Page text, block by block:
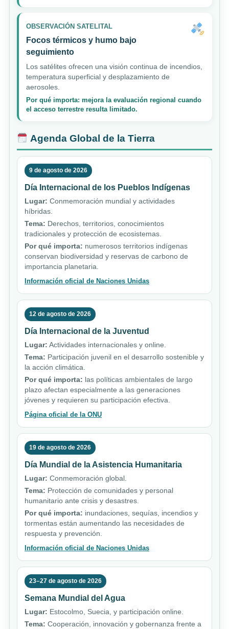
OBSERVACIÓN SATELITAL
Focos térmicos y humo bajo
seguimiento
Los satélites ofrecen una visión continua de incendios,
temperatura superficial y desplazamiento de
aerosoles.
Por qué importa: mejora la evaluación regional cuando
el acceso terrestre resulta limitado.
Agenda Global de la Tierra
9 de agosto de 2026
Día Internacional de los Pueblos Indígenas
Lugar: Conmemoración mundial y actividades
híbridas.
Tema: Derechos, territorios, conocimientos
tradicionales y protección de ecosistemas.
Por qué importa: numerosos territorios indígenas
conservan biodiversidad y reservas de carbono de
importancia planetaria.
Información oficial de Naciones Unidas
12 de agosto de 2026
Día Internacional de la Juventud
Lugar: Actividades internacionales y online.
Tema: Participación juvenil en el desarrollo sostenible y
la acción climática.
Por qué importa: las políticas ambientales de largo
plazo afectan especialmente a las generaciones
jóvenes y requieren su participación efectiva.
Página oficial de la ONU
19 de agosto de 2026
Día Mundial de la Asistencia Humanitaria
Lugar: Conmemoración global.
Tema: Protección de comunidades y personal
humanitario ante crisis y desastres.
Por qué importa: inundaciones, sequías, incendios y
tormentas están aumentando las necesidades de
respuesta y prevención.
Información oficial de Naciones Unidas
23–27 de agosto de 2026
Semana Mundial del Agua
Lugar: Estocolmo, Suecia, y participación online.
Tema: Cooperación, innovación y gobernanza frente a